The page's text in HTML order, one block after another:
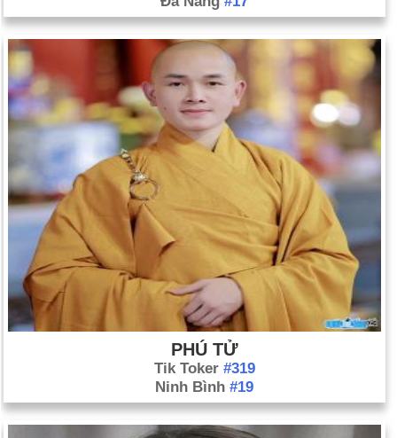
PHÚ TỬ
Tik Toker #319
Ninh Bình #19